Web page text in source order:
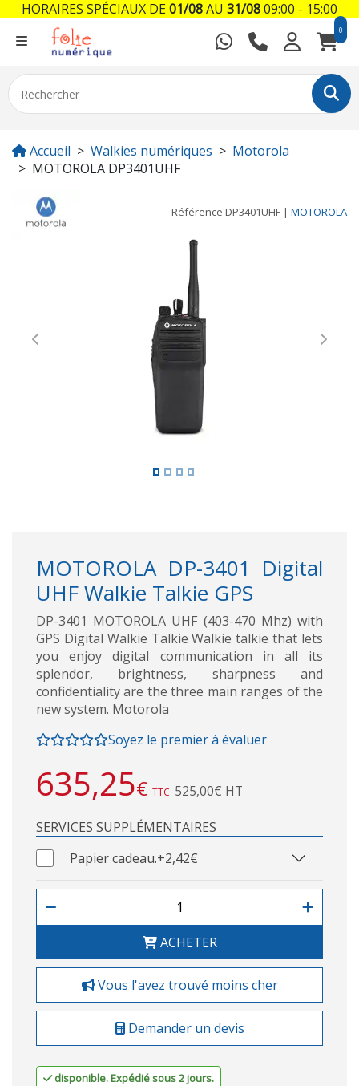
0
Accueil Walkies numériques
Motorola
MOTOROLA DP3401UHF
Référence DP3401UHF | MOTOROLA
Previous Next
MOTOROLA DP-3401 Digital
UHF Walkie Talkie GPS
DP-3401 MOTOROLA UHF (403-470 Mhz) with
GPS Digital Walkie Talkie Walkie talkie that lets
you enjoy digital communication in all its
splendor, brightness, sharpness and
confidentiality are the three main ranges of the
new system. Motorola
Soyez le premier à évaluer
635,25€ TTC 525,00€ HT
SERVICES SUPPLÉMENTAIRES
Papier cadeau.+2,42€
ACHETER
Vous l'avez trouvé moins cher
Demander un devis
disponible. Expédié sous 2 jours.
HORAIRES SPÉCIAUX DE01/08AU 31/0809:00 - 15:00